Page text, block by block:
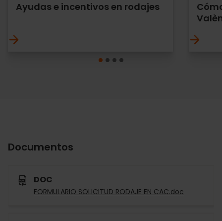
Ayudas e incentivos en rodajes
Documentos
DOC
FORMULARIO SOLICITUD RODAJE EN CAC.doc